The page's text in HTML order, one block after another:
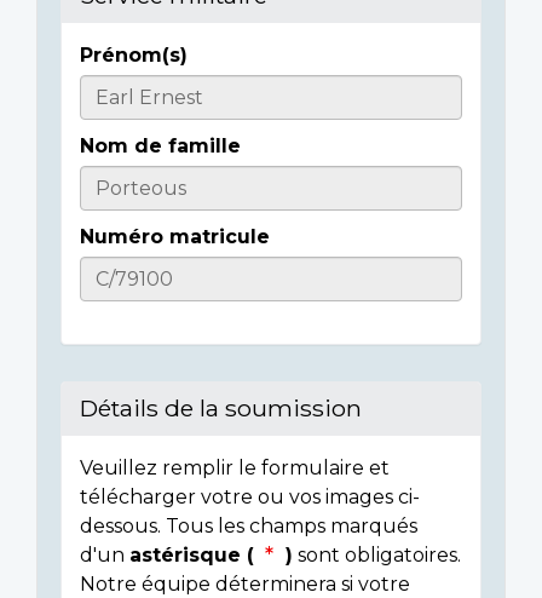
Casualty
Details
Prénom(s)
Nom de famille
Numéro matricule
Détails de la soumission
Veuillez remplir le formulaire et
télécharger votre ou vos images ci-
dessous. Tous les champs marqués
d'un astérisque ( ) sont obligatoires.
Notre équipe déterminera si votre